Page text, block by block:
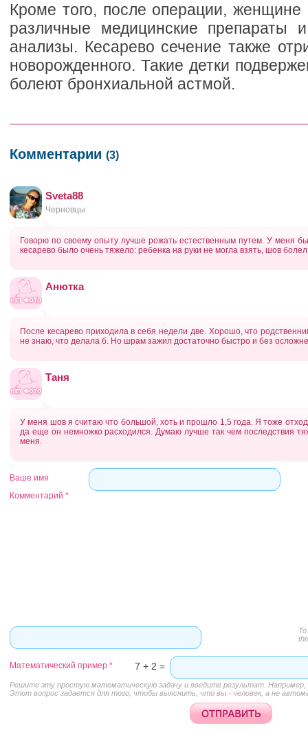
Кроме того, после операции, женщине
различные медицинские препараты
анализы. Кесарево сечение также
новорожденного. Такие детки
болеют бронхиальной астмой.
Комментарии (3)
Sveta88
Черновцы
Говорю по своему опыту лучше рожать естественным путем. У меня
кесарево было очень тяжело: ребенка на руки не могла взять, шов
Анютка
После кесарево приходила в себя недели две. Хорошо, что
не знаю, что делала б. Но шрам зажил достаточно быстро и без
Таня
У меня шов я считаю что большой, хоть и прошло 1,5 года. Я тоже
да еще он немножко расходился. Думаю лучше так чем последствия
меня.
Ваше имя
Комментарий *
Этот вопрос задается для того, чтобы выяснить, что вы - человек, а не
Математический пример * 7 + 2 =
Решите эту простую математическую задачу и введите результат. Например,